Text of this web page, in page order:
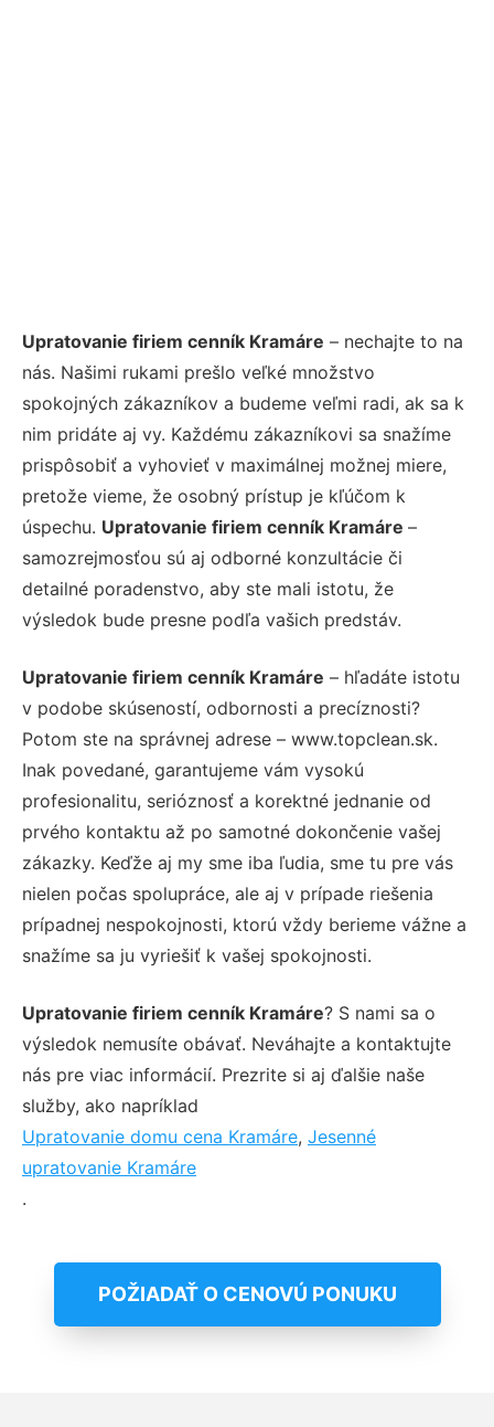
Upratovanie firiem cenník Kramáre – nechajte to na
nás. Našimi rukami prešlo veľké množstvo
spokojných zákazníkov a budeme veľmi radi, ak sa k
nim pridáte aj vy. Každému zákazníkovi sa snažíme
prispôsobiť a vyhovieť v maximálnej možnej miere,
pretože vieme, že osobný prístup je kľúčom k
úspechu. Upratovanie firiem cenník Kramáre –
samozrejmosťou sú aj odborné konzultácie či
detailné poradenstvo, aby ste mali istotu, že
výsledok bude presne podľa vašich predstáv.
Upratovanie firiem cenník Kramáre – hľadáte istotu
v podobe skúseností, odbornosti a precíznosti?
Potom ste na správnej adrese – www.topclean.sk.
Inak povedané, garantujeme vám vysokú
profesionalitu, serióznosť a korektné jednanie od
prvého kontaktu až po samotné dokončenie vašej
zákazky. Keďže aj my sme iba ľudia, sme tu pre vás
nielen počas spolupráce, ale aj v prípade riešenia
prípadnej nespokojnosti, ktorú vždy berieme vážne a
snažíme sa ju vyriešiť k vašej spokojnosti.
Upratovanie firiem cenník Kramáre? S nami sa o
výsledok nemusíte obávať. Neváhajte a kontaktujte
nás pre viac informácií. Prezrite si aj ďalšie naše
služby, ako napríklad
Upratovanie domu cena Kramáre, Jesenné
upratovanie Kramáre
.
POŽIADAŤ O CENOVÚ PONUKU